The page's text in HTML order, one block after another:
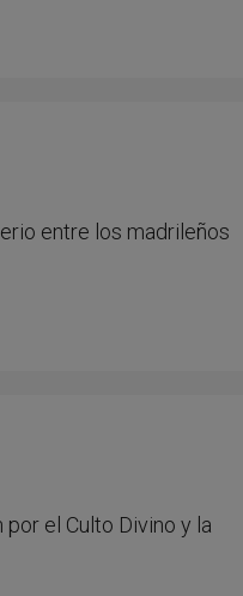
entre los madrileños
el Culto Divino y la